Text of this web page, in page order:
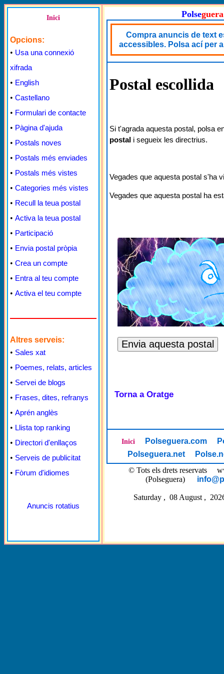
Inici
Opcions:
• Usa una connexió
xifrada
• English
• Castellano
• Formulari de contacte
• Pàgina d'ajuda
• Postals noves
• Postals més enviades
• Postals més vistes
• Categories més vistes
• Recull la teua postal
• Activa la teua postal
• Participació
• Envia postal pròpia
• Crea un compte
• Entra al teu compte
• Activa el teu compte
Altres serveis:
• Sales xat
• Poemes, relats, articles
• Servei de blogs
• Frases, dites, refranys
• Aprén anglès
• Llista top ranking
• Directori d'enllaços
• Serveis de publicitat
• Fòrum d'idiomes
Anuncis rotatius
Polseguera
Compra anuncis de text
accessibles. Polsa ací per
Postal escollida
Si t'agrada aquesta postal, polsa
postal i segueix les directrius.
Vegades que aquesta postal s'ha
Vegades que aquesta postal ha
Torna a Oratge
Inici Polseguera.com
Polseguera.net
© Tots els drets reservats
(Polseguera)
Saturday , 08 August ,